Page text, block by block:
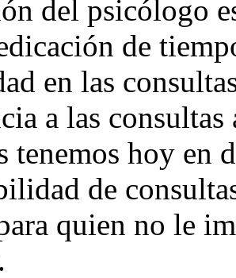
del psicólogo
de
en las
a las
tenemos hoy en
de
quien no le